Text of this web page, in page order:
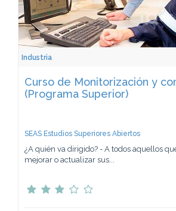
Industria
Curso de Monitorización y
(Programa Superior)
SEAS Estudios Superiores Abiertos
¿A quién va dirigido? - A todos aquellos
mejorar o actualizar sus...